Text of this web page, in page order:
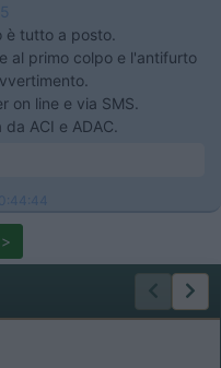
tutto a posto.
al primo colpo e l'antifurto
on line e via SMS.
ACI e ADAC.
>